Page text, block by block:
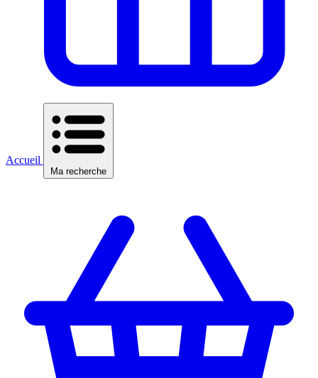
Accueil
Ma recherche